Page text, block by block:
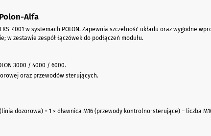
Alfa
4001 w systemach POLON. Zapewnia szczelność układu oraz wygodne
zestawie zespół łączówek do podłączeń modułu.
3000 / 4000 / 6000.
oraz przewodów sterujących.
dozorowa) + 1 × dławnica M16 (przewody kontrolno-sterujące) – liczba